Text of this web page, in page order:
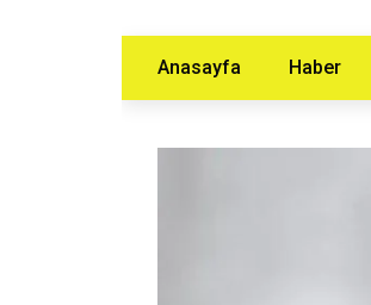
Anasayfa Haber